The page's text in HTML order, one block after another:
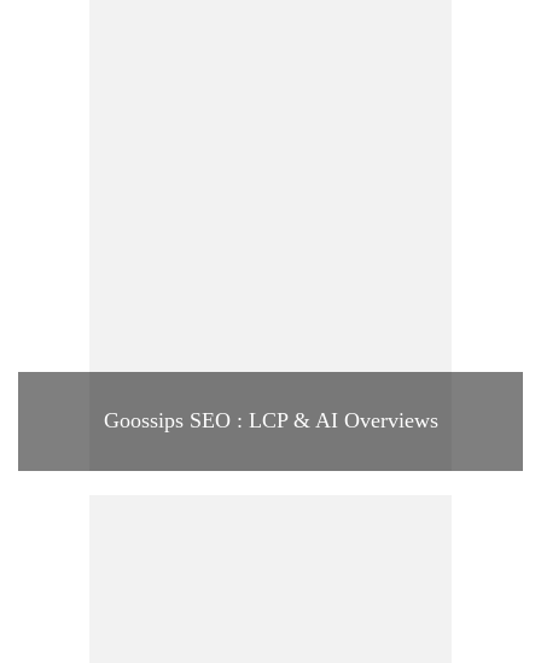
Goossips SEO : LCP & AI Overviews